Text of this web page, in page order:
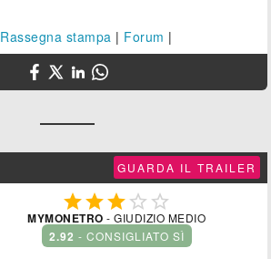
Rassegna stampa | Forum |
GUARDA IL TRAILER
  
MYMONETRO - GIUDIZIO MEDIO
2.92 - CONSIGLIATO SÌ